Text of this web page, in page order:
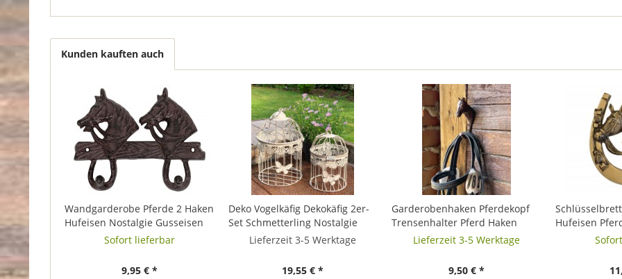
Kunden kauften auch
Wandgarderobe Pferde 2 Haken
Hufeisen Nostalgie Gusseisen
Braun Antik-StilSofort lieferbar
9,95 € *
Deko Vogelkäfig Dekokäfig 2er-
Set Schmetterling Nostalgie
Antik-Stil Weiß
Lieferzeit 3-5 Werktage
19,55 € *
Garderobenhaken Pferdekopf
Trensenhalter Pferd Haken
Gusseisen Antik-Stil Braun
Lieferzeit 3-5 Werktage
9,50 € *
Hufeisen
Stil 12x11cm